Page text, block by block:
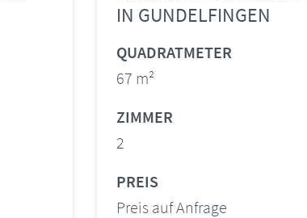
IN GUNDELFINGEN
QUADRATMETER
67 m²
ZIMMER
2
PREIS
Preis auf Anfrage